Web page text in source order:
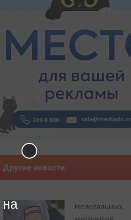
Другие новости
Нелегальных